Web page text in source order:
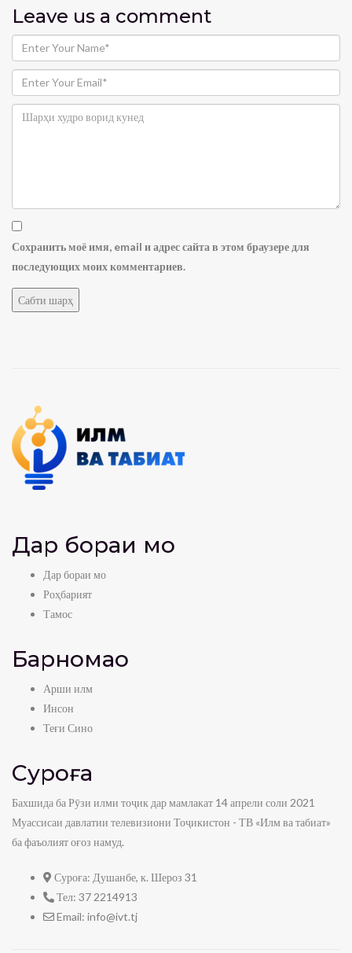
Leave us a comment
Сохранить моё имя, email и адрес сайта в этом браузере для
последующих моих комментариев.
Дар бораи мо
Дар бораи мо
Роҳбарият
Тамос
Барномаҳо
Арши илм
Инсон
Теғи Сино
Суроға
Бахшида ба Рӯзи илми тоҷик дар мамлакат 14 апрели соли 2021
Муассисаи давлатии телевизиони Тоҷикистон - ТВ «Илм ва табиат»
ба фаъолият оғоз намуд.
Суроға: Душанбе, к. Шероз 31
Тел: 37 2214913
Email: info@ivt.tj